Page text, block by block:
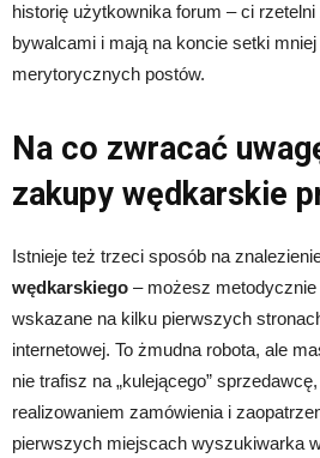
historię użytkownika forum – ci
bywalcami i mają na koncie setki
merytorycznych postów.
Na co zwracać
zakupy wędkarskie
Istnieje też trzeci sposób na
wędkarskiego – możesz
wskazane na kilku pierwszych
internetowej. To żmudna robota, ale
nie trafisz na „kulejącego”
realizowaniem zamówienia i
pierwszych miejscach wyszukiwarka